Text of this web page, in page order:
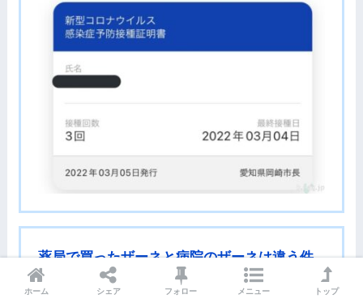
薬局で買ったザーネと病院のザーネは違う件
ホーム シェア フォロー メニュー トップ